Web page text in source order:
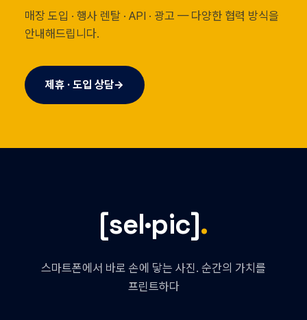
매장 도입 · 행사 렌탈 · API · 광고 — 다양한 협력 방식을
안내해드립니다.
제휴 · 도입 상담→
[sel·pic].
스마트폰에서 바로 손에 닿는 사진. 순간의 가치를
프린트하다